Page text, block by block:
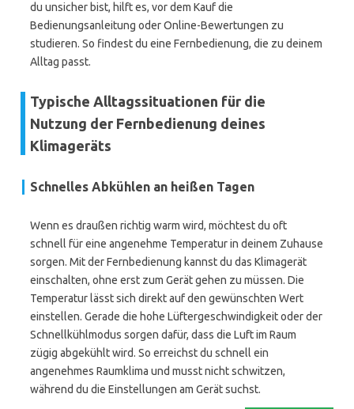
du unsicher bist, hilft es, vor dem Kauf die
Bedienungsanleitung oder Online-Bewertungen zu
studieren. So findest du eine Fernbedienung, die zu deinem
Alltag passt.
Typische Alltagssituationen für die
Nutzung der Fernbedienung deines
Klimageräts
Schnelles Abkühlen an heißen Tagen
Wenn es draußen richtig warm wird, möchtest du oft
schnell für eine angenehme Temperatur in deinem Zuhause
sorgen. Mit der Fernbedienung kannst du das Klimagerät
einschalten, ohne erst zum Gerät gehen zu müssen. Die
Temperatur lässt sich direkt auf den gewünschten Wert
einstellen. Gerade die hohe Lüftergeschwindigkeit oder der
Schnellkühlmodus sorgen dafür, dass die Luft im Raum
zügig abgekühlt wird. So erreichst du schnell ein
angenehmes Raumklima und musst nicht schwitzen,
während du die Einstellungen am Gerät suchst.